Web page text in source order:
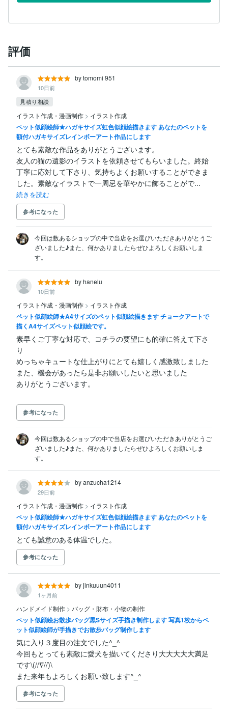
評価
by tomomi 951
10日前
見積り相談
イラスト作成・漫画制作 > イラスト作成
ペット似顔絵師★ハガキサイズ虹色似顔絵描きます あなたのペットを
額付ハガキサイズレインボーアート作品にします
とても素敵な作品をありがとうございます。
友人の猫の遺影のイラストを依頼させてもらいました。終始
丁寧に応対して下さり、気持ちよくお願いすることができま
した。素敵なイラストで一周忌を華やかに飾ることがで...
続きを読む
参考になった
今回は数あるショップの中で当店をお選びいただきありがとうご
ざいました♪また、何かありましたらぜひよろしくお願いしま
す。
by hanelu
10日前
イラスト作成・漫画制作 > イラスト作成
ペット似顔絵師★A4サイズのペット似顔絵描きます チョークアートで
描くA4サイズペット似顔絵です。
素早くご丁寧な対応で、コチラの要望にも的確に答えて下さ
り
めっちゃキュートな仕上がりにとても嬉しく感激致しました
また、機会があったら是非お願いしたいと思いました
参考になった
今回は数あるショップの中で当店をお選びいただきありがとうご
ざいました♪また、何かありましたらぜひよろしくお願いしま
す。
by anzucha1214
29日前
イラスト作成・漫画制作 > イラスト作成
ペット似顔絵師★ハガキサイズ虹色似顔絵描きます あなたのペットを
額付ハガキサイズレインボーアート作品にします
とても誠意のある体温でした。
参考になった
by jinkuuun4011
1ヶ月前
ハンドメイド制作 > バッグ・財布・小物の制作
ペット似顔絵お散歩バッグ黒Sサイズ手描き制作します 写真1枚からペ
ット似顔絵師が手描きでお散歩バッグ制作します
気に入り３度目の注文でした^_^
今回もとっても素敵に愛犬を描いてくださり大大大大大満足
です\(//∇//)\
また来年もよろしくお願い致します^_^
参考になった